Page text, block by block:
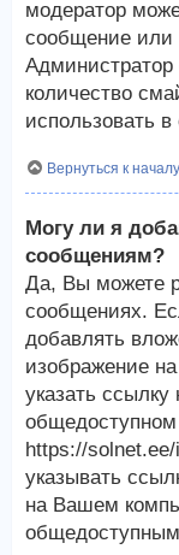
модератор
сообщение или
Администратор
количество
использовать
Вернуться к началу
Могу ли я
сообщениям?
Да, Вы можете
сообщениях.
добавлять
изображение
указать
https://
указывать
на Вашем